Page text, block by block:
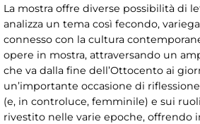
La mostra offre diverse possibilità di
analizza un tema così fecondo,
connesso con la cultura
opere in mostra, attraversando un
che va dalla fine dell’Ottocento ai
un’importante occasione di
(e, in controluce, femminile) e sui
rivestito nelle varie epoche, offrendo